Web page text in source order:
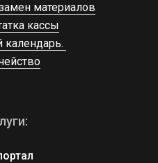
материалов
кассы